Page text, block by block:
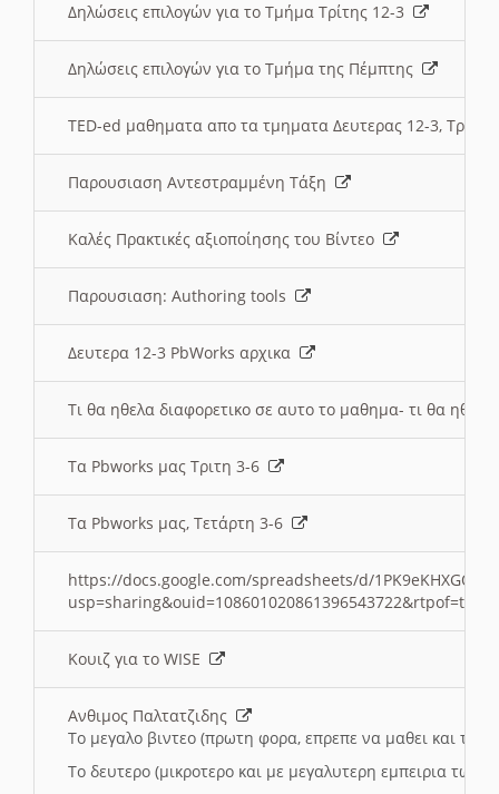
Δηλώσεις επιλογών για το Τμήμα Τρίτης 12-3
Δηλώσεις επιλογών για το Τμήμα της Πέμπτης
TED-ed μαθηματα απο τα τμηματα Δευτερας 12-3,
Παρουσιαση Αντεστραμμένη Τάξη
Καλές Πρακτικές αξιοποίησης του Βίντεο
Παρουσιαση: Authoring tools
Δευτερα 12-3 PbWorks αρχικα
Τι θα ηθελα διαφορετικο σε αυτο το μαθημα- τι θα
Τα Pbworks μας Τριτη 3-6
Τα Pbworks μας, Τετάρτη 3-6
https://docs.google.com/spreadsheets/d/
Κουιζ για το WISE
Ανθιμος Παλτατζιδης
Το μεγαλο βιντεο (πρωτη φορα, επρεπε να μαθει και το
Το δευτερο (μικροτερο και με μεγαλυτερη εμπειρια